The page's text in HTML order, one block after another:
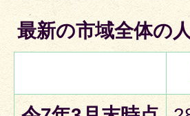
最新の市域全体の